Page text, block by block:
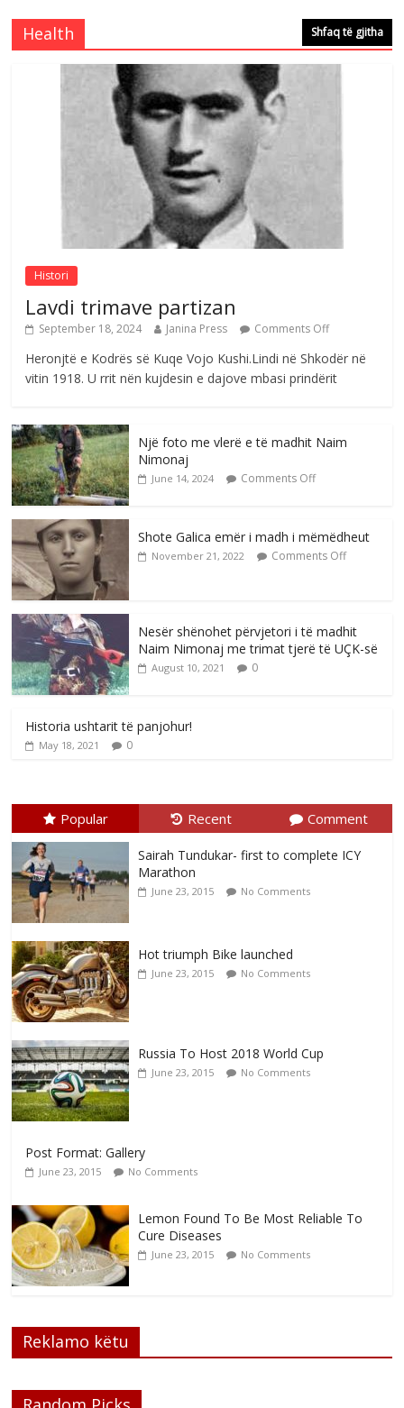
Comments Off
S’mbaj inat me asnjëri -Ganimete Jakupi
poete e respektuar
August 3, 2026 Comments Off
Nga Elmije Ajazi e nderuar
August 5, 2026 Comments Off
Health Shfaq të gjitha
Histori
Lavdi trimave partizan
September 18, 2024 Janina Press Comments Off
Heronjtë e Kodrës së Kuqe Vojo Kushi.Lindi në Shkodër në
vitin 1918. U rrit nën kujdesin e dajove mbasi prindërit
Një foto me vlerë e të madhit Naim
Nimonaj
June 14, 2024 Comments Off
Shote Galica emër i madh i mëmëdheut
November 21, 2022 Comments Off
Nesër shënohet përvjetori i të madhit
Naim Nimonaj me trimat tjerë të UÇK-së
August 10, 2021 0
Historia ushtarit të panjohur!
May 18, 2021 0
Popular Recent Comment
Sairah Tundukar- first to complete ICY
Marathon
June 23, 2015 No Comments
Hot triumph Bike launched
June 23, 2015 No Comments
Russia To Host 2018 World Cup
June 23, 2015 No Comments
Post Format: Gallery
June 23, 2015 No Comments
Lemon Found To Be Most Reliable To
Cure Diseases
June 23, 2015 No Comments
Reklamo këtu